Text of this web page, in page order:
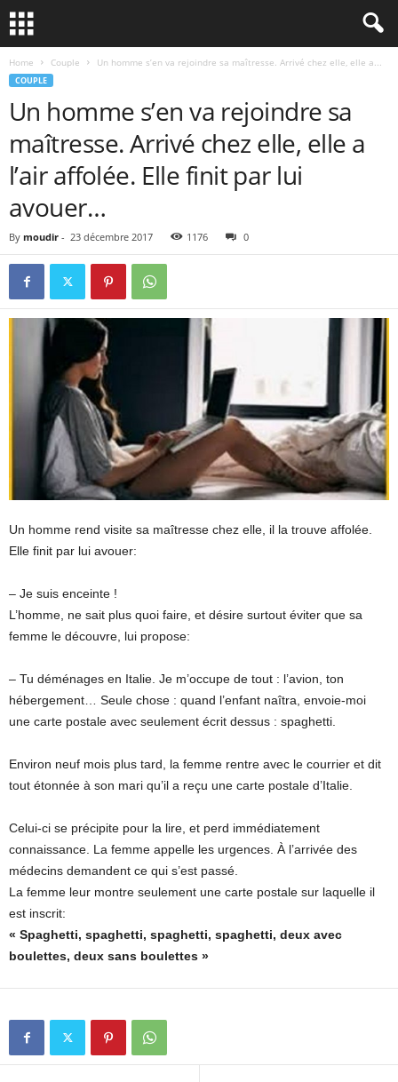
Home Couple Un homme s’en va rejoindre sa maîtresse. Arrivé chez elle, elle a...
COUPLE
Un homme s’en va rejoindre sa
maîtresse. Arrivé chez elle, elle a
l’air affolée. Elle finit par lui
avouer…
By moudir - 23 décembre 2017 1176 0
Un homme rend visite sa maîtresse chez elle, il la trouve affolée.
Elle finit par lui avouer:
– Je suis enceinte !
L’homme, ne sait plus quoi faire, et désire surtout éviter que sa
femme le découvre, lui propose:
– Tu déménages en Italie. Je m’occupe de tout : l’avion, ton
hébergement… Seule chose : quand l’enfant naîtra, envoie-moi
une carte postale avec seulement écrit dessus : spaghetti.
Environ neuf mois plus tard, la femme rentre avec le courrier et dit
tout étonnée à son mari qu’il a reçu une carte postale d’Italie.
Celui-ci se précipite pour la lire, et perd immédiatement
connaissance. La femme appelle les urgences. À l’arrivée des
médecins demandent ce qui s’est passé.
La femme leur montre seulement une carte postale sur laquelle il
est inscrit:
« Spaghetti, spaghetti, spaghetti, spaghetti, deux avec
boulettes, deux sans boulettes »